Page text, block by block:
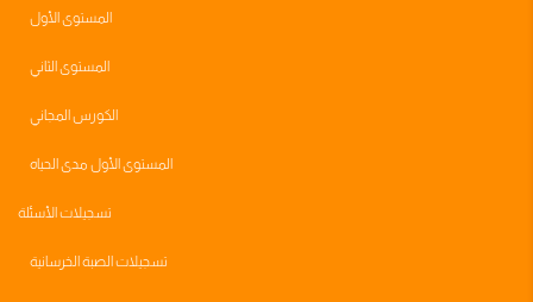
المستوى الأول
المستوى الثاني
الكورس المجاني
المستوى الأول مدى الحياه
تسجيلات الأسئلة
تسجيلات الصبة الخرسانية